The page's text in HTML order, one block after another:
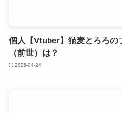
個人【Vtuber】猫麦とろろの
（前世）は？
2025-04-24